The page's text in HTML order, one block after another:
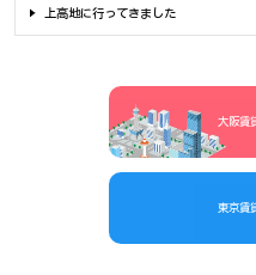
お願い致します。営業担当：梅田インタ
上高地に行ってきました
大阪賃
東京賃